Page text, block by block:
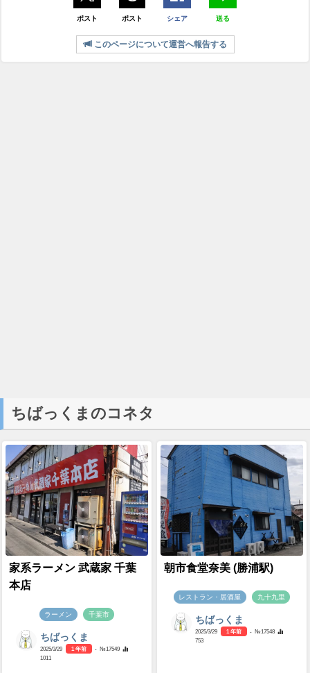
ポスト ポスト シェア 送る
このページについて運営へ報告する
ちばっくまのコネタ
家系ラーメン 武蔵家 千葉
本店
ラーメン 千葉市
ちばっくま
2025/3/29 1 年前
- №17549
1011
朝市食堂奈美 (勝浦駅)
レストラン・居酒屋 九十九里
ちばっくま
2025/3/29 1 年前
- №17548
753